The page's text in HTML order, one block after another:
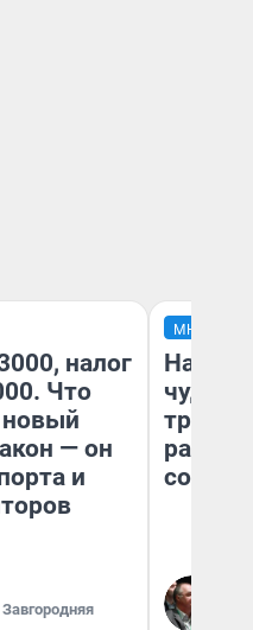
налог
Что
новый
— он
и
МНЕНИЕ
чудом